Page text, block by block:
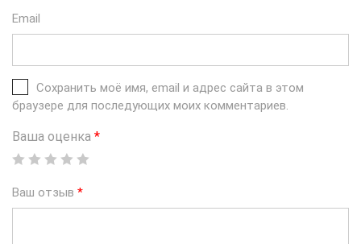
Email
Сохранить моё имя, email и адрес сайта в этом
браузере для последующих моих комментариев.
Ваша оценка *
Ваш отзыв *